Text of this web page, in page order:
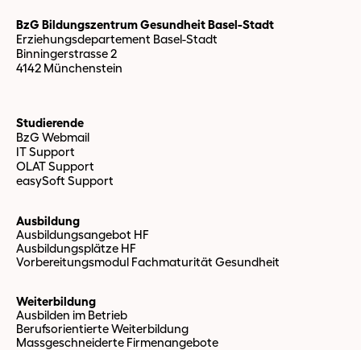
BzG Bildungszentrum Gesundheit Basel-Stadt
Erziehungsdepartement Basel-Stadt
Binningerstrasse 2
4142 Münchenstein
Studierende
BzG Webmail
IT Support
OLAT Support
easySoft Support
Ausbildung
Ausbildungsangebot HF
Ausbildungsplätze HF
Vorbereitungsmodul Fachmaturität Gesundheit
Weiterbildung
Ausbilden im Betrieb
Berufsorientierte Weiterbildung
Massgeschneiderte Firmenangebote